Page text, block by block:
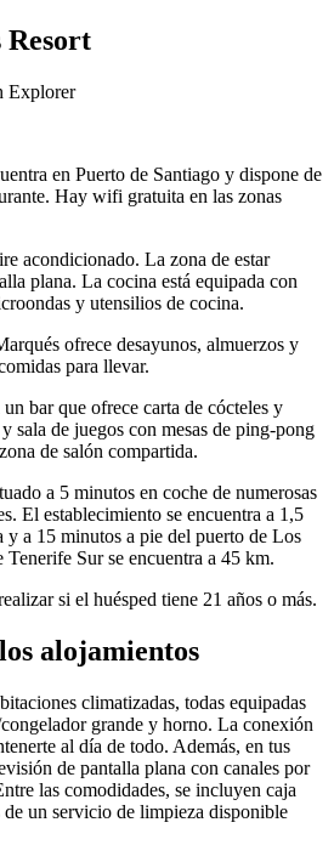
Resort
Explorer
en Puerto de Santiago y dispone de
Hay wifi gratuita en las zonas
acondicionado. La zona de estar
plana. La cocina está equipada con
y utensilios de cocina.
ofrece desayunos, almuerzos y
para llevar.
bar que ofrece carta de cócteles y
sala de juegos con mesas de ping-pong
de salón compartida.
a 5 minutos en coche de numerosas
El establecimiento se encuentra a 1,5
y a 15 minutos a pie del puerto de Los
Sur se encuentra a 45 km.
si el huésped tiene 21 años o más.
alojamientos
climatizadas, todas equipadas
grande y horno. La conexión
al día de todo. Además, en tus
de pantalla plana con canales por
las comodidades, se incluyen caja
un servicio de limpieza disponible